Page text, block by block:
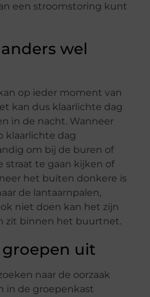
een stroomstoring kunt
wel
op ieder moment van
kan dus klaarlichte dag
in de nacht. Wanneer
klaarlichte dag
om bij de buren of
straat te gaan kijken of
het buiten donkere is
de lantaarnpalen,
niet doen kan het zijn
zit binnen het buurtnet.
groepen uit
naar de oorzaak
in de groepenkast